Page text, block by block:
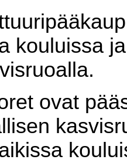
kouluissa
ovat